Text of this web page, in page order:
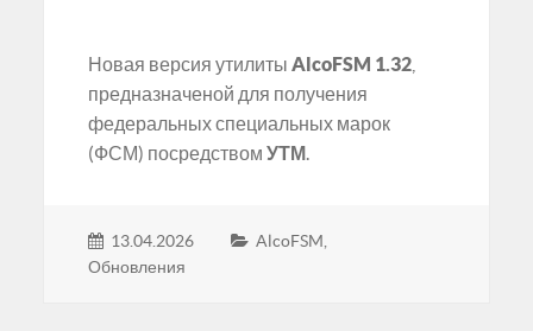
Новая версия утилитыAlcoFSM 1.32
предназначеной для получения
федеральных специальных марок
(ФСМ) посредствомУТМ.
13.04.2026 AlcoFSM
Обновления